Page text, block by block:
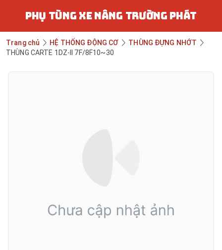
PHỤ TÙNG XE NÂNG TRƯỜNG PHÁT
Trang chủ HỆ THỐNG ĐỘNG CƠ
THÙNG ĐỰNG NHỚT
THÙNG CARTE 1DZ-II 7F/8F10~30